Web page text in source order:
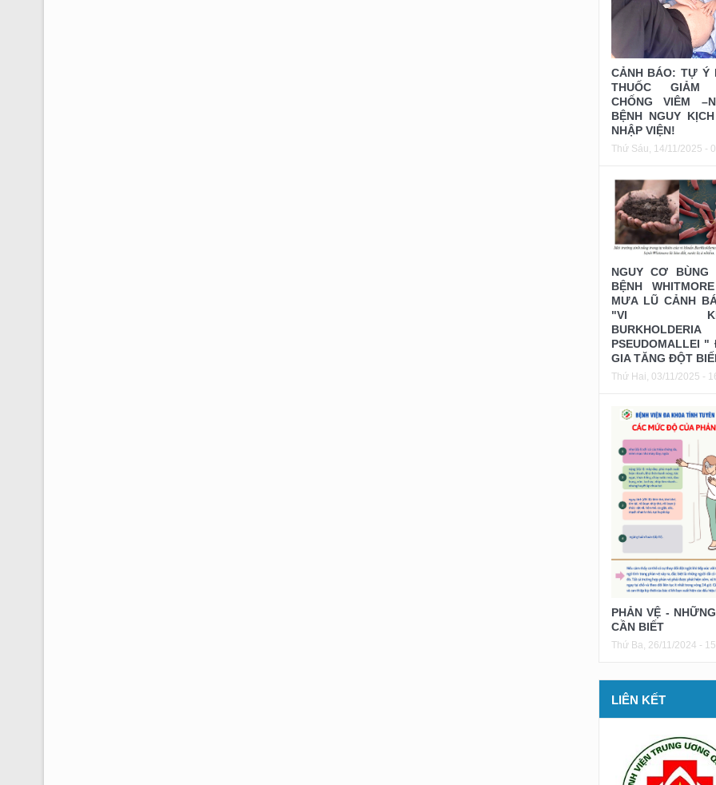
CẢNH BÁO: TỰ Ý
THUỐC GIẢM
CHỐNG VIÊM
BỆNH NGUY
NHẬP VIỆN!
Thứ Sáu, 14/11/2025 -
NGUY CƠ BÙNG
BỆNH
MƯA LŨ CẢNH
"VI
BURKHOLDERIA
PSEUDOMALLEI "
GIA TĂNG ĐỘT
Thứ Hai, 03/11/2025 -
PHẢN VỆ -
CẦN BIẾT
Thứ Ba, 26/11/2024 -
LIÊN KẾT